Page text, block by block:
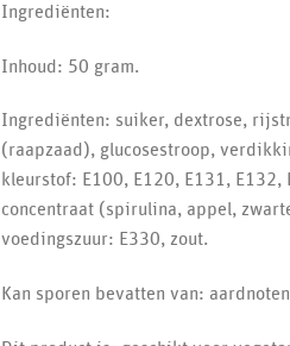
Ingrediënten:
Inhoud: 50 gram.
Ingrediënten: suiker, dextrose,
(raapzaad), glucosestroop,
kleurstof: E100, E120, E131,
concentraat (spirulina, appel,
voedingszuur: E330, zout.
Kan sporen bevatten van: